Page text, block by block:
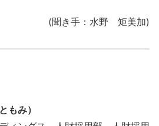
(聞き手：水野 矩美加)
もみ）